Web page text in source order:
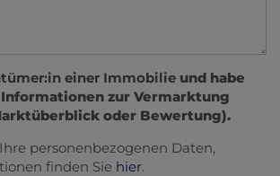
einer Immobilie und habe
zur Vermarktung
oder Bewertung).
personenbezogenen Daten,
finden Sie hier.